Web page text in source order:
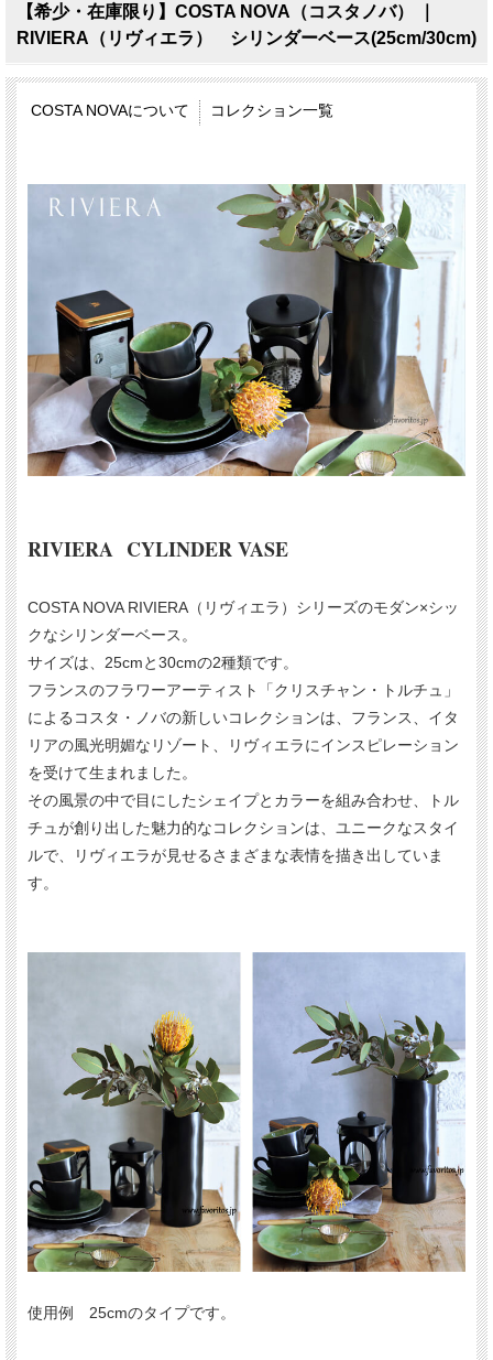
【希少・在庫限り】COSTA NOVA（コスタノバ） ｜
RIVIERA（リヴィエラ） シリンダーベース(25cm/30cm)
COSTA NOVAについて コレクション一覧
RIVIERA CYLINDER VASE
COSTA NOVA RIVIERA（リヴィエラ）シリーズのモダン×シッ
クなシリンダーベース。
サイズは、25cmと30cmの2種類です。
フランスのフラワーアーティスト「クリスチャン・トルチュ」
によるコスタ・ノバの新しいコレクションは、フランス、イタ
リアの風光明媚なリゾート、リヴィエラにインスピレーション
を受けて生まれました。
その風景の中で目にしたシェイプとカラーを組み合わせ、トル
チュが創り出した魅力的なコレクションは、ユニークなスタイ
ルで、リヴィエラが見せるさまざまな表情を描き出していま
す。
使用例 25cmのタイプです。